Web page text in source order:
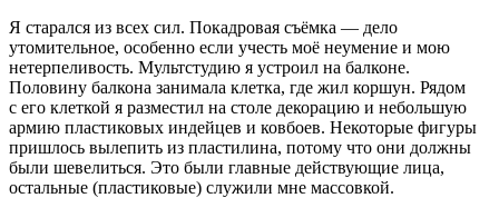
Я старался из всех сил. Покадровая съёмка — дело
утомительное, особенно если учесть моё неумение и мою
нетерпеливость. Мультстудию я устроил на балконе.
Половину балкона занимала клетка, где жил коршун. Рядом
с его клеткой я разместил на столе декорацию и небольшую
армию пластиковых индейцев и ковбоев. Некоторые фигуры
пришлось вылепить из пластилина, потому что они должны
были шевелиться. Это были главные действующие лица,
остальные (пластиковые) служили мне массовкой.